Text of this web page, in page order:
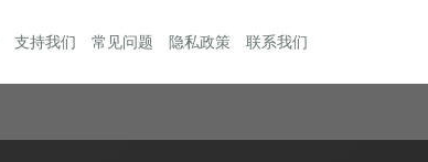
支持我们 常见问题 隐私政策 联系我们